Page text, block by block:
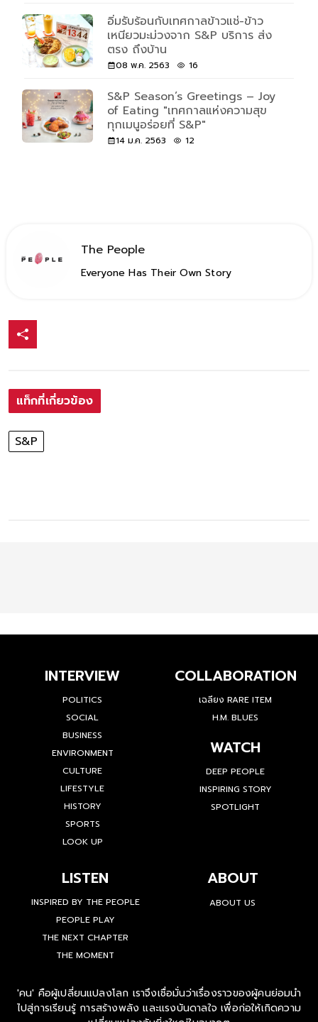
อิ่มรับร้อนกับเทศกาลข้าวแช่-ข้าว
เหนียวมะม่วงจาก S&P บริการ ส่ง
ตรง ถึงบ้าน
08 พ.ค. 2563 16
S&P Season’s Greetings – Joy
of Eating "เทศกาลแห่งความสุข
ทุกเมนูอร่อยที่ S&P"
14 ม.ค. 2563 12
The People
Everyone Has Their Own Story
แท็กที่เกี่ยวข้อง
S&P
INTERVIEW
POLITICS
SOCIAL
BUSINESS
ENVIRONMENT
CULTURE
LIFESTYLE
HISTORY
SPORTS
LOOK UP
COLLABORATION
เฉลียง RARE ITEM
H.M. BLUES
WATCH
DEEP PEOPLE
INSPIRING STORY
SPOTLIGHT
LISTEN
INSPIRED BY THE PEOPLE
PEOPLE PLAY
THE NEXT CHAPTER
THE MOMENT
ABOUT
ABOUT US
'คน' คือผู้เปลี่ยนแปลงโลก เราจึงเชื่อมั่นว่าเรื่องราวของผู้คนย่อมนำ
ไปสู่การเรียนรู้ การสร้างพลัง และแรงบันดาลใจ เพื่อก่อให้เกิดความ